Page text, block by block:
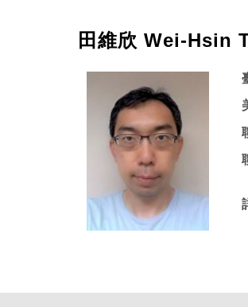
田維欣 Wei-Hsin